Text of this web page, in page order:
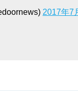
2017年7